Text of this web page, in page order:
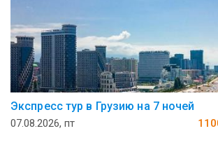
Экспресс тур в Грузию на 7 ночей
07.08.2026, пт